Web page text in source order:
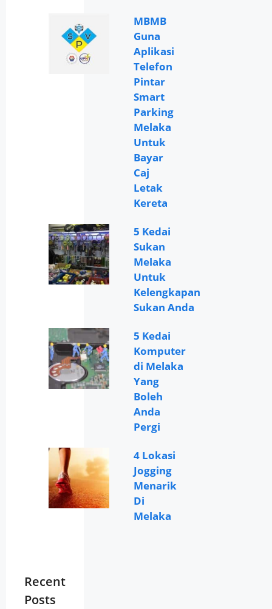
MBMB
Guna
Aplikasi
Telefon
Pintar
Smart
Parking
Melaka
Untuk
Bayar
Caj
Letak
Kereta
5 Kedai
Sukan
Melaka
Untuk
Kelengkapan
Sukan Anda
5 Kedai
Komputer
di Melaka
Yang
Boleh
Anda
Pergi
4 Lokasi
Jogging
Menarik
Di
Melaka
Recent
Posts